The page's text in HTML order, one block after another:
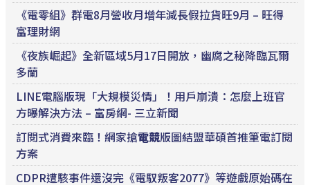
《電零組》群電8月營收月增年減長假拉貨旺9月 – 旺得
富理財網
《夜族崛起》全新區域5月17日開放，幽腐之秘降臨瓦爾
多蘭
LINE電腦版現「大規模災情」！用戶崩潰：怎麼上班官
方曝解決方法 – 富房網- 三立新聞
訂閱式消費來臨！網家搶電競版圖結盟華碩首推筆電訂閱
方案
CDPR遭駭事件還沒完《電馭叛客2077》等遊戲原始碼在